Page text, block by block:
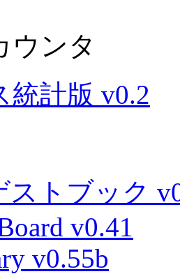
ウンタ
統計版 v0.2
ストブック
v0.41
v0.55b